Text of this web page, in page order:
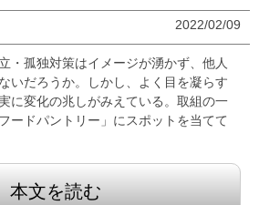
2022/02/09
・孤独対策はイメージが湧かず、他人
いだろうか。しかし、よく目を凝らす
に変化の兆しがみえている。取組の一
ードパントリー」にスポットを当てて
本文を読む